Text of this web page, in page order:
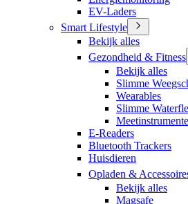
EV-Laders
Smart Lifestyle
Bekijk alles
Gezondheid & Fitness
Bekijk alles
Slimme
Wearables
Slimme
E-Readers
Bluetooth Trackers
Huisdieren
Opladen &
Bekijk alles
Magsafe